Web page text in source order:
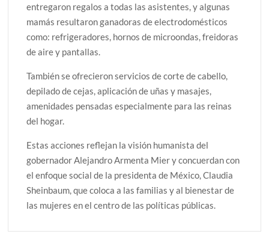
entregaron regalos a todas las asistentes, y algunas
mamás resultaron ganadoras de electrodomésticos
como: refrigeradores, hornos de microondas, freidoras
de aire y pantallas.
También se ofrecieron servicios de corte de cabello,
depilado de cejas, aplicación de uñas y masajes,
amenidades pensadas especialmente para las reinas
del hogar.
Estas acciones reflejan la visión humanista del
gobernador Alejandro Armenta Mier y concuerdan con
el enfoque social de la presidenta de México, Claudia
Sheinbaum, que coloca a las familias y al bienestar de
las mujeres en el centro de las políticas públicas.